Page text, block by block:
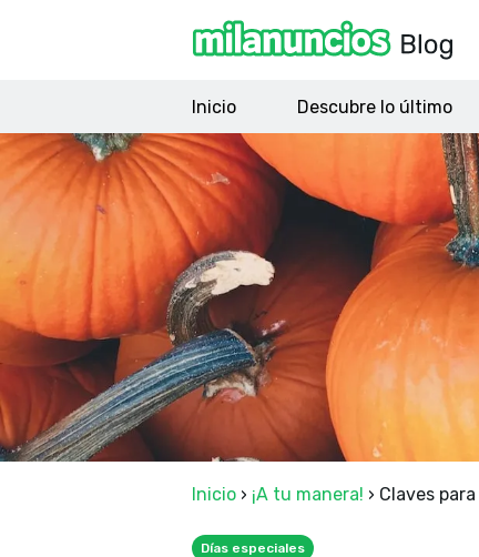
Inicio Descubre lo último
Inicio › ¡A tu manera! › Claves
Días especiales